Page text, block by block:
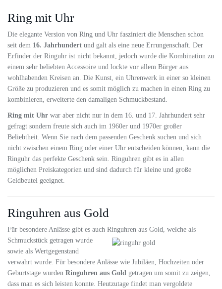
Ring mit Uhr
Die elegante Version von Ring und Uhr fasziniert die Menschen schon
seit dem 16. Jahrhundert und galt als eine neue Errungenschaft. Der
Erfinder der Ringuhr ist nicht bekannt, jedoch wurde die Kombination zu
einem sehr beliebten Accessoire und lockte vor allem Bürger aus
wohlhabenden Kreisen an. Die Kunst, ein Uhrenwerk in einer so kleinen
Größe zu produzieren und es somit möglich zu machen in einen Ring zu
kombinieren, erweiterte den damaligen Schmuckbestand.
Ring mit Uhr war aber nicht nur in dem 16. und 17. Jahrhundert sehr
gefragt sondern freute sich auch im 1960er und 1970er großer
Beliebtheit. Wenn Sie nach dem passenden Geschenk suchen und sich
nicht zwischen einem Ring oder einer Uhr entscheiden können, kann die
Ringuhr das perfekte Geschenk sein. Ringuhren gibt es in allen
möglichen Preiskategorien und sind dadurch für kleine und große
Geldbeutel geeignet.
Ringuhren aus Gold
Für besondere Anlässe gibt es auch Ringuhren aus Gold, welche als
Schmuckstück getragen wurde
sowie als Wertgegenstand
verwahrt wurde. Für besondere Anlässe wie Jubiläen, Hochzeiten oder
Geburtstage wurden Ringuhren aus Gold getragen um somit zu zeigen,
dass man es sich leisten konnte. Heutzutage findet man vergoldete